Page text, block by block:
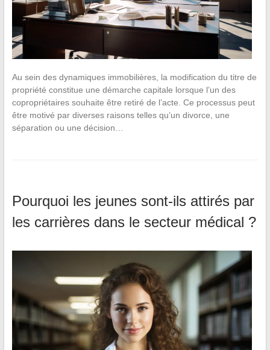
Au sein des dynamiques immobilières, la modification du titre de
propriété constitue une démarche capitale lorsque l’un des
copropriétaires souhaite être retiré de l’acte. Ce processus peut
être motivé par diverses raisons telles qu’un divorce, une
séparation ou une décision…
Pourquoi les jeunes sont-ils attirés par
les carrières dans le secteur médical ?